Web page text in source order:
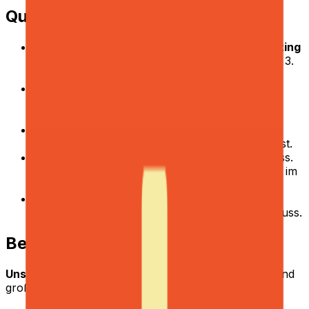
Qualifikation
Laufendes Studium in BWL, Finance, Accounting
oder einem verwandten Bereich, mindestens im 3.
prüfst lieber zweimal, bevor du etwas abschickst.
ist ein Muss.
Gutes Englisch für die tägliche Zusammenarbeit im
Erste praktische Erfahrungen (Praktikum,
Nebenjob, Hilfskraft) sind ein Plus, aber kein Muss.
Benefits
Unser Angebot:
Kleines HQ-Team, hohe Intensität und
große Wirkung.